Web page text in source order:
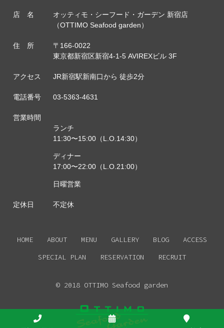
店 名
オッティモ・シーフード・ガーデン 新宿店
（OTTIMO Seafood garden）
住 所
〒166-0022
東京都新宿区新宿4-1-5 AVIREXビル 3F
アクセス JR新宿駅新南口から 徒歩2分
電話番号 03-5363-4631
営業時間
ランチ
11:30〜15:00（L.O.14:30）
ディナー
17:00〜22:00（L.O.21:00）
日曜営業
定休日 不定休
HOME ABOUT MENU GALLERY BLOG
ACCESS
SPECIAL PLAN
RESERVATION RECRUIT
© 2018 OTTIMO Seafood garden